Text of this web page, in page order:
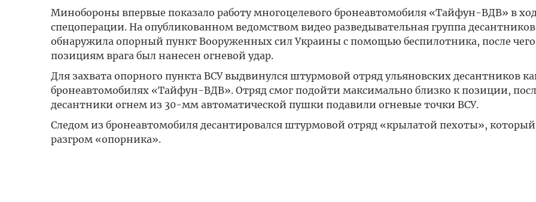
Минобороны впервые показало работу многоцелевого бронеавтомобиля «Тайфун-ВДВ» в
спецоперации. На опубликованном ведомством видео разведывательная группа десантников
обнаружила опорный пункт Вооруженных сил Украины с помощью беспилотника, после
позициям врага был нанесен огневой удар.
Для захвата опорного пункта ВСУ выдвинулся штурмовой отряд ульяновских десантников
бронеавтомобилях «Тайфун-ВДВ». Отряд смог подойти максимально близко к позиции,
десантники огнем из 30-мм автоматической пушки подавили огневые точки ВСУ.
Следом из бронеавтомобиля десантировался штурмовой отряд «крылатой пехоты»,
разгром «опорника».